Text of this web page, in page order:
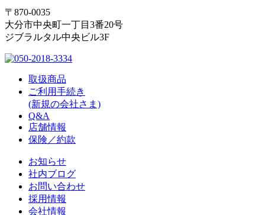
〒870-0035
大分市中央町一丁目3番20号
ジブラルタル中央ビル3F
取扱商品
ご利用手続き
(新規の会社さま)
Q&A
店舗情報
保険／約款
お知らせ
社内ブログ
お問い合わせ
採用情報
会社情報